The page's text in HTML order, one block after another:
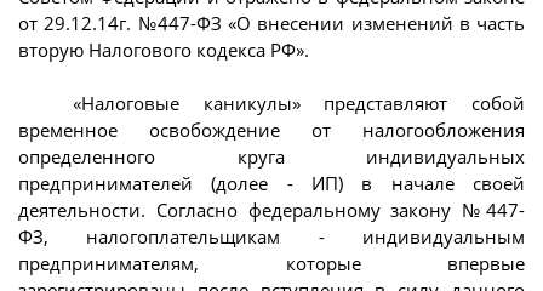
от 29.12.14г. №447-ФЗ «О внесении изменений в часть
вторую Налогового кодекса РФ».
«Налоговые каникулы» представляют собой
временное освобождение от налогообложения
определенного круга индивидуальных
предпринимателей (долее - ИП) в начале своей
деятельности. Согласно федеральному закону №447-
ФЗ, налогоплательщикам - индивидуальным
предпринимателям, которые впервые